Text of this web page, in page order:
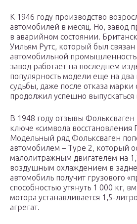
К 1946 году производство
автомобилей в месяц. Но, завод
в аварийном состоянии.
Уильям Рутс, который был
автомобильной
завод работает на последнем
популярность модели еще на
судьбы, даже после отказа марки
продолжил успешно выпускаться
В 1948 году отзывы Фольксваген
ключе «символа восстановления
Модельный ряд Фольксваген
автомобилем – Type 2, который
малолитражным двигателем на
воздушным охлаждением в
автомобиль получит грузового
способностью утянуть 1 000 кг,
мотора устанавливается 1,5-
агрегат.